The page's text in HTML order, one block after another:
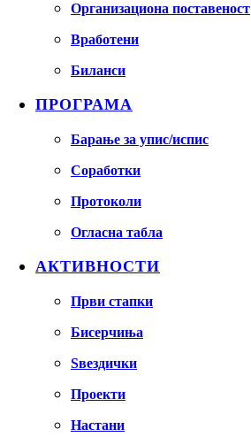
Организациона поставеност
Вработени
Биланси
ПРОГРАМА
Барање за упис/испис
Соработки
Протоколи
Огласна табла
АКТИВНОСТИ
Први стапки
Бисерчиња
Ѕвездички
Проекти
Настани